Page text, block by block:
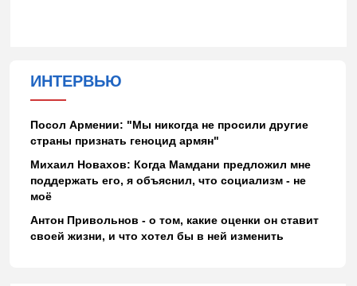
ИНТЕРВЬЮ
Посол Армении: "Мы никогда не просили другие
страны признать геноцид армян"
Михаил Новахов: Когда Мамдани предложил мне
поддержать его, я объяснил, что социализм - не
моё
Антон Привольнов - о том, какие оценки он ставит
своей жизни, и что хотел бы в ней изменить